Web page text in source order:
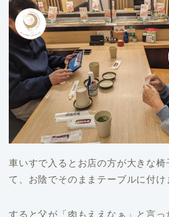
車いすで入るとお店の方が大きな椅
て、お陰でそのままテーブルに付け
すると父が「肉もええなぁ」と言っ